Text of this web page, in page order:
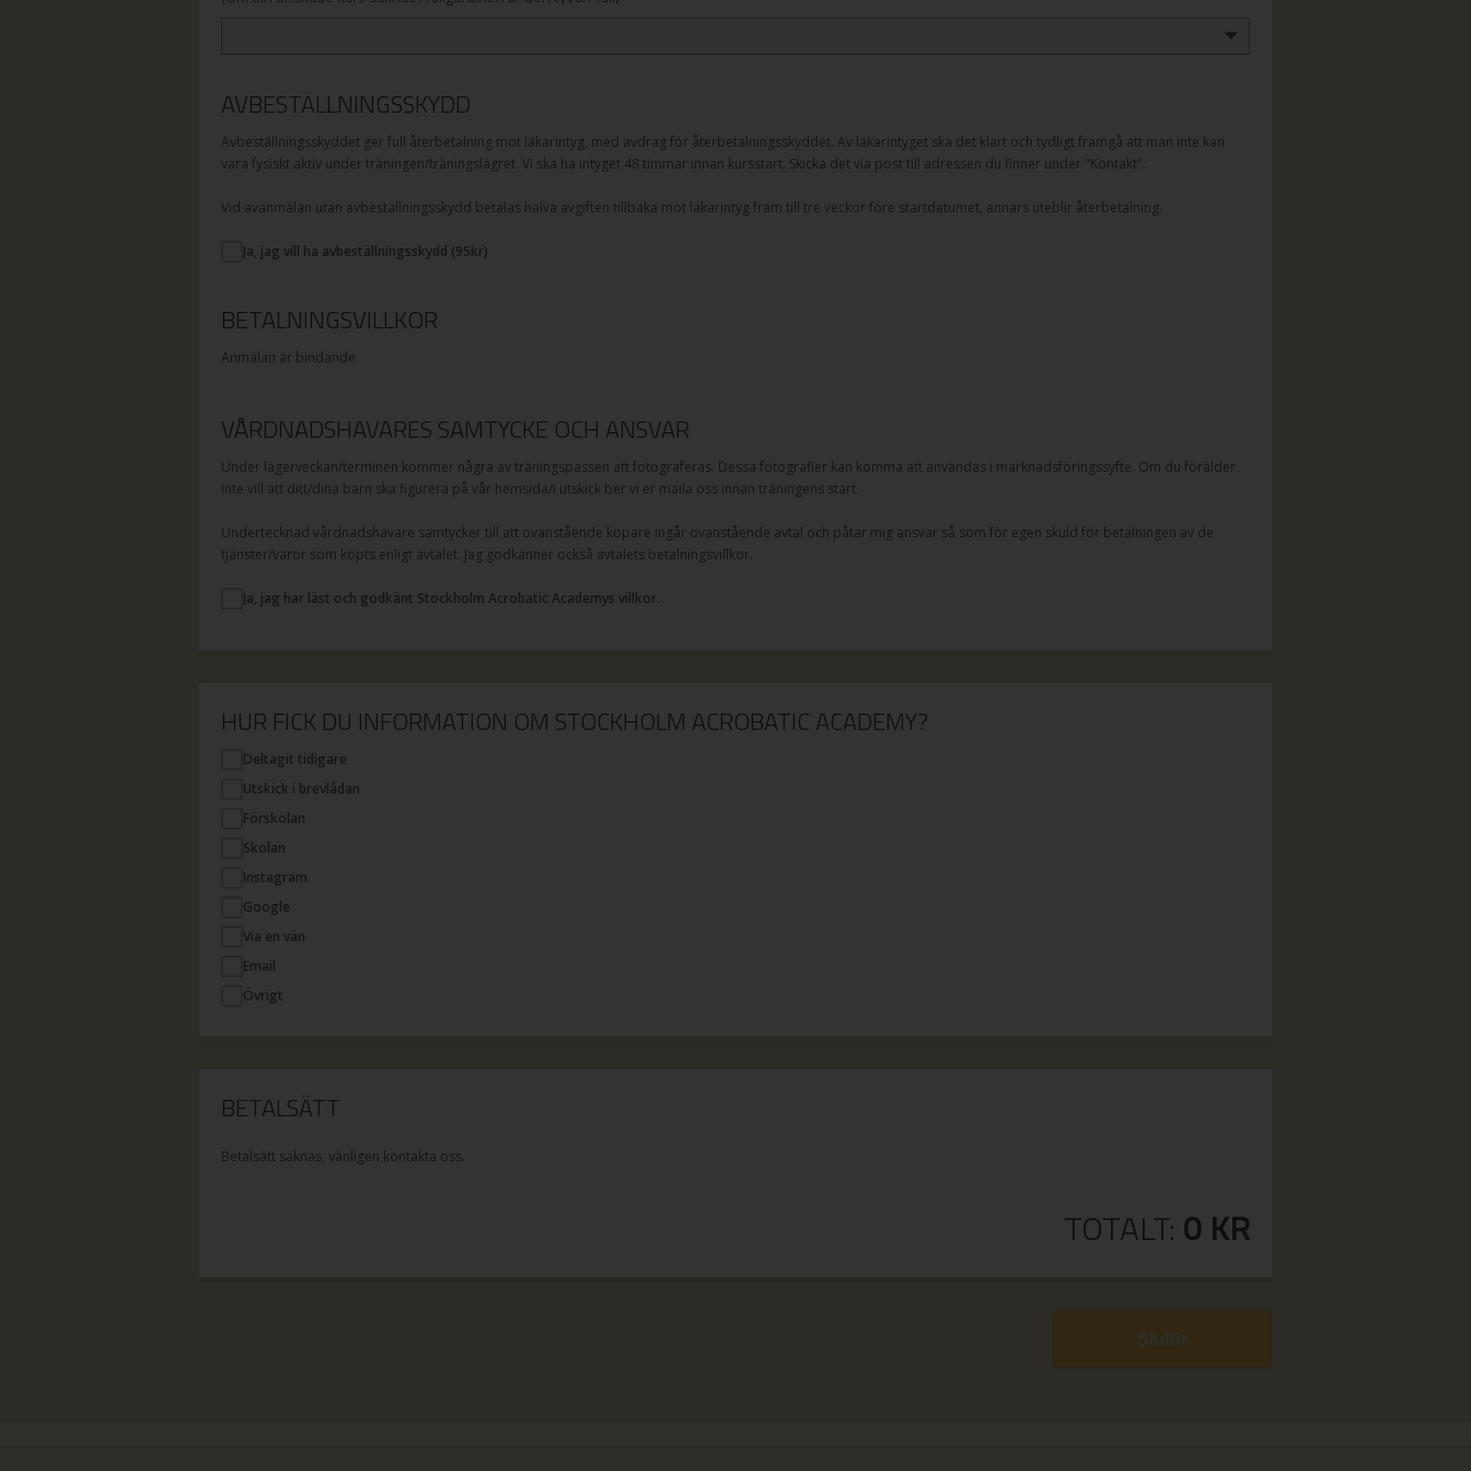
AVBESTÄLLNINGSSKYDD
Avbeställningsskyddet ger full återbetalning mot läkarintyg, med avdrag för återbetalningsskyddet. Av läkarintyget ska det klart och tydligt framgå att man inte kan
vara fysiskt aktiv under träningen/träningslägret. Vi ska ha intyget 48 timmar innan kursstart. Skicka det via post till adressen du finner under "Kontakt".
Vid avanmälan utan avbeställningsskydd betalas halva avgiften tillbaka mot läkarintyg fram till tre veckor före startdatumet, annars uteblir återbetalning.
Ja, jag vill ha avbeställningsskydd (95kr)
BETALNINGSVILLKOR
Anmälan är bindande.
VÅRDNADSHAVARES SAMTYCKE OCH ANSVAR
Under lägerveckan/terminen kommer några av träningspassen att fotograferas. Dessa fotografier kan komma att användas i marknadsföringssyfte. Om du förälder
inte vill att ditt/dina barn ska figurera på vår hemsida/i utskick ber vi er maila oss innan träningens start.
Undertecknad vårdnadshavare samtycker till att ovanstående köpare ingår ovanstående avtal och påtar mig ansvar så som för egen skuld för betalningen av de
tjänster/varor som köpts enligt avtalet. Jag godkänner också avtalets betalningsvillkor.
Ja, jag har läst och godkänt Stockholm Acrobatic Academys villkor.
HUR FICK DU INFORMATION OM STOCKHOLM ACROBATIC ACADEMY?
Deltagit tidigare
Utskick i brevlådan
Förskolan
Skolan
Instagram
Google
Via en vän
Email
Övrigt
BETALSÄTT
Betalsätt saknas, vänligen kontakta oss.
TOTALT: 0 KR